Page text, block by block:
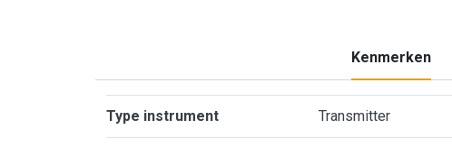
Kenmerken
Type instrument Transmitter